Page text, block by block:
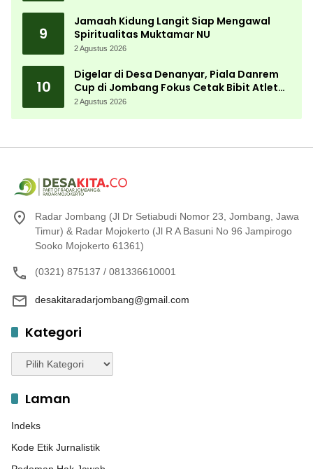
9
Jamaah Kidung Langit Siap Mengawal
Spiritualitas Muktamar NU
2 Agustus 2026
10
Digelar di Desa Denanyar, Piala Danrem
Cup di Jombang Fokus Cetak Bibit Atlet
Menembak Berprestasi
2 Agustus 2026
Radar Jombang (Jl Dr Setiabudi Nomor 23, Jombang, Jawa
Timur) & Radar Mojokerto (Jl R A Basuni No 96 Jampirogo
Sooko Mojokerto 61361)
(0321) 875137 / 081336610001
desakitaradarjombang@gmail.com
Kategori
Kategori
Laman
Indeks
Kode Etik Jurnalistik